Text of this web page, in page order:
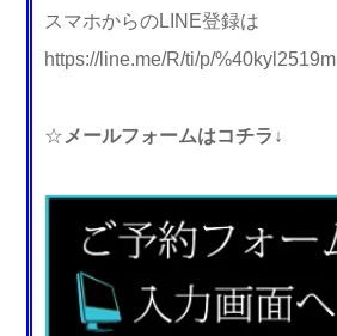
スマホからのLINE登録は
https://line.me/R/ti/p/%40kyl2519m
☆ メールフォームはコチラ↓